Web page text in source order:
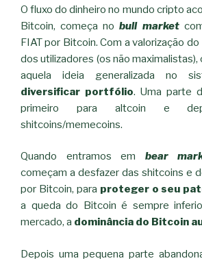
O fluxo do dinheiro no mundo cripto
Bitcoin, começa nobull market
FIAT por Bitcoin. Com a valorização
dos utilizadores (os não
aquela ideia generalizada no
diversificar portfólio. Uma parte
primeiro para altcoin e
shitcoins/memecoins.
Quando entramos em bear
começam a desfazer das shitcoins e
por Bitcoin, para proteger o seu
a queda do Bitcoin é sempre
mercado, a dominância do Bitcoin
Depois uma pequena parte